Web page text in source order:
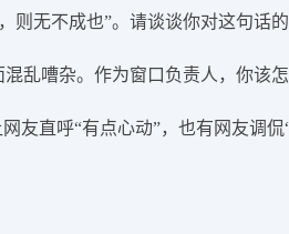
无不成也”。请谈谈你对这句话的
乱嘈杂。作为窗口负责人，你该怎
友直呼“有点心动”，也有网友调